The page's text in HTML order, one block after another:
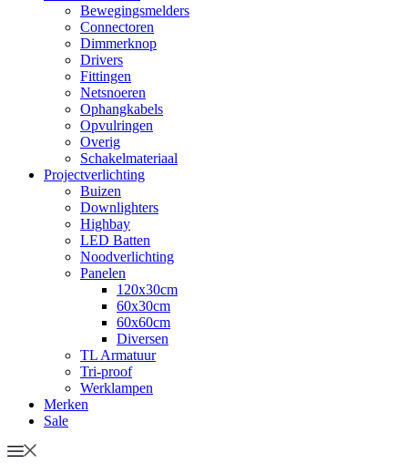
Bewegingsmelders
Connectoren
Dimmerknop
Drivers
Fittingen
Netsnoeren
Ophangkabels
Opvulringen
Overig
Schakelmateriaal
Projectverlichting
Buizen
Downlighters
Highbay
LED Batten
Noodverlichting
Panelen
120x30cm
60x30cm
60x60cm
Diversen
TL Armatuur
Tri-proof
Werklampen
Merken
Sale